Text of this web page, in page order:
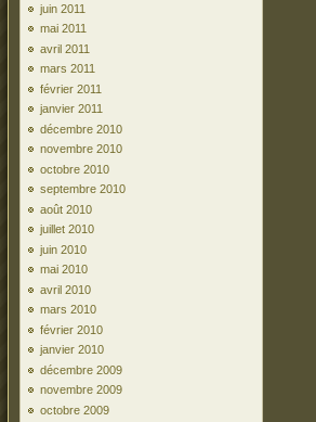
juin 2011
mai 2011
avril 2011
mars 2011
février 2011
janvier 2011
décembre 2010
novembre 2010
octobre 2010
septembre 2010
août 2010
juillet 2010
juin 2010
mai 2010
avril 2010
mars 2010
février 2010
janvier 2010
décembre 2009
novembre 2009
octobre 2009